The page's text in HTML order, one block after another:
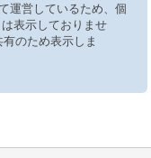
運営しているため、個
表示しておりませ
のため表示しま